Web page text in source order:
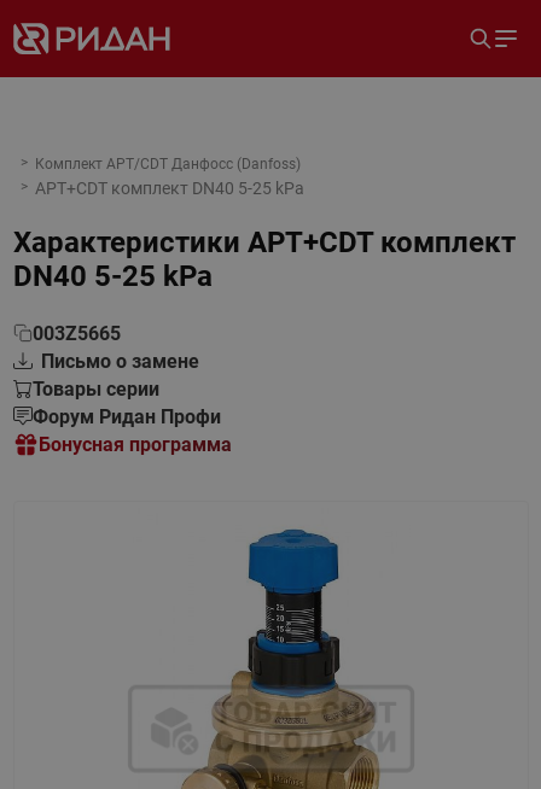
Комплект APT/CDT Данфосс (Danfoss)
APT+CDT комплект DN40 5-25 kPa
Характеристики APT+CDT комплект
DN40 5-25 kPa
003Z5665
Письмо о замене
Товары серии
Форум Ридан Профи
Бонусная программа